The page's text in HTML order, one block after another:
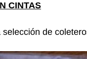
CINTAS
de